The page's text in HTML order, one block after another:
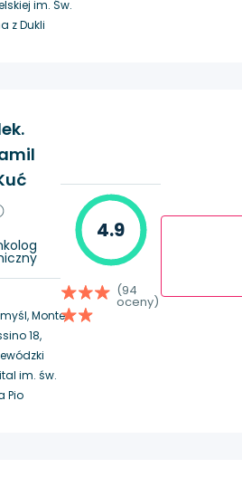
im. Św.
z Dukli
Monte
18,
im. św.
Pio
4.9
(94
oceny)